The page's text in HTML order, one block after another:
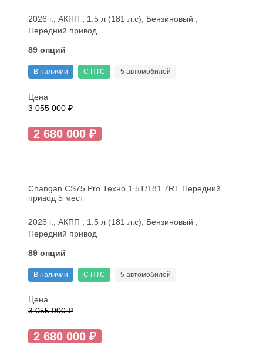
2026 г., АКПП , 1.5 л (181 л.с), Бензиновый ,
Передний привод
89 опций
В наличии С ПТС 5 автомобилей
Цена
3 055 000 ₽
2 680 000 ₽
Changan CS75 Pro Техно 1.5T/181 7RT Передний
привод 5 мест
2026 г., АКПП , 1.5 л (181 л.с), Бензиновый ,
Передний привод
89 опций
В наличии С ПТС 5 автомобилей
Цена
3 055 000 ₽
2 680 000 ₽